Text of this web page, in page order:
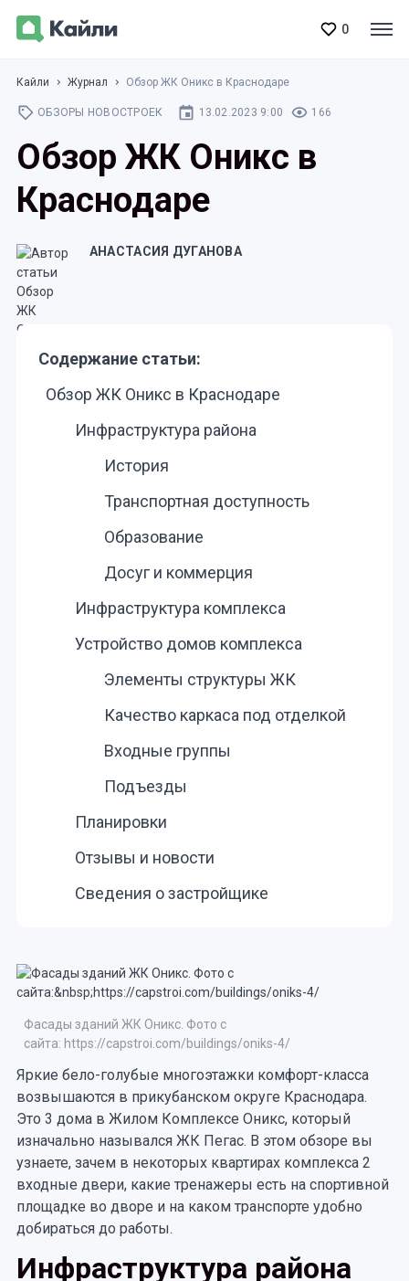
0
Кайли Журнал Обзор ЖК Оникс в Краснодаре
ОБЗОРЫ НОВОСТРОЕК 13.02.2023 9:00 166
Обзор ЖК Оникс в
Краснодаре
АНАСТАСИЯ ДУГАНОВА
Содержание статьи:
Обзор ЖК Оникс в Краснодаре
Инфраструктура района
История
Транспортная доступность
Образование
Досуг и коммерция
Инфраструктура комплекса
Устройство домов комплекса
Элементы структуры ЖК
Качество каркаса под отделкой
Входные группы
Подъезды
Планировки
Отзывы и новости
Сведения о застройщике
Фасады зданий ЖК Оникс. Фото с
сайта: https://capstroi.com/buildings/oniks-4/
Яркие бело-голубые многоэтажки комфорт-класса
возвышаются в прикубанском округе Краснодара.
Это 3 дома в Жилом Комплексе Оникс, который
изначально назывался ЖК Пегас. В этом обзоре вы
узнаете, зачем в некоторых квартирах комплекса 2
входные двери, какие тренажеры есть на спортивной
площадке во дворе и на каком транспорте удобно
добираться до работы.
Инфраструктура района